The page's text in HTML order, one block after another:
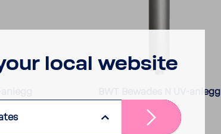
BWT Bewades N UV-anlegg
local website